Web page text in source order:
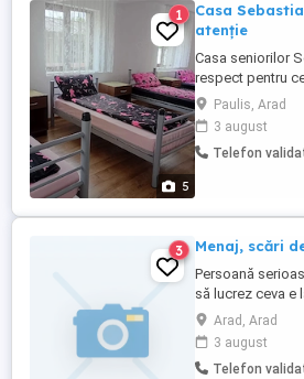
5
1
Casa
atenţie
Casa seniorilor
respect pentru
centru dedicat
vârstnice în
curat ,liniștit și
bune de
Paulis, Arad
3 august
Telefon
3 Menaj, scări
Persoană
să lucrez ceva e
Arad, Arad
3 august
Telefon